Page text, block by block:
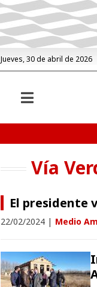
Jueves, 30 de abril de 2026
Vía
El presidente
22/02/2024 | Medio